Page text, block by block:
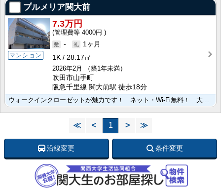
プルメリア関大前
マンション
7.3万円
4000円
-
1ヶ月
1K
28.17㎡
2026年2月
（築1年未満）
吹田市山手町
阪急千里線 関大前駅 徒歩18分
ウォークインクローゼットが魅力です！ ネット・Wi-Fi無料！ 大阪ガスセキュリティ導入マンション！
≪ < 1 > ≫
沿線変更 条件変更